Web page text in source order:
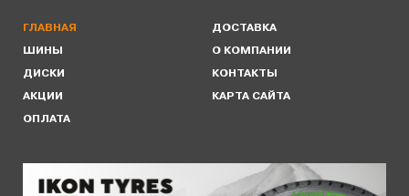
ГЛАВНАЯ
ШИНЫ
ДИСКИ
АКЦИИ
ОПЛАТА
ДОСТАВКА
О КОМПАНИИ
КОНТАКТЫ
КАРТА САЙТА